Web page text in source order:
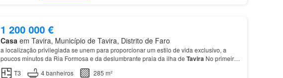
1 200 000 €
Casaem Tavira, Município de Tavira, Distrito de Faro
a localização privilegiada se unem para proporcionar um estilo de vida exclusivo, a
poucos minutos da Ria Formosa e da deslumbrante praia da ilha de TaviraNo primeiro
piso encontra-se a área privativa, composta por três quar…
T3 4banheiros
285 m²